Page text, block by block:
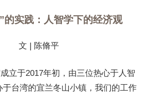
的实践：人智学下的经济观
文 | 陈脩平
立于2017年初，由三位热心于人智
台湾的宜兰冬山小镇，我们的工作